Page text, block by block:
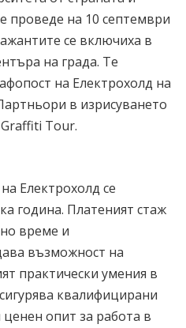
проведе на 10 септември
се включиха в
на града. Те
на Електрохолд на
в изрисуването
Tour.
Електрохолд се
година. Платеният стаж
време и
възможност на
практически умения в
квалифицирани
опит за работа в